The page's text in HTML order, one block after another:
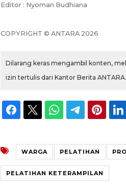
Editor : Nyoman Budhiana
COPYRIGHT © ANTARA 2026
Dilarang keras mengambil konten,
izin tertulis dari Kantor Berita ANTARA.
WARGA PELATIHAN
PELATIHAN KETERAMPILAN